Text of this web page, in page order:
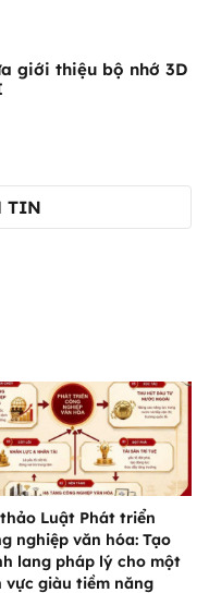
giới thiệu bộ nhớ 3D
TIN
Luật Phát triển
nghiệp văn hóa: Tạo
lang pháp lý cho một
vực giàu tiềm năng